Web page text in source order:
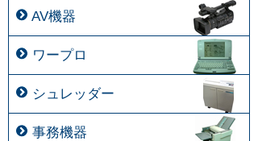
AV機器
ワープロ
シュレッダー
事務機器